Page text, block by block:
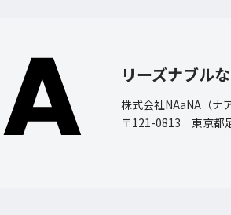
リーズナブル
株式会社NAaNA（ナア
〒121-0813 東京都